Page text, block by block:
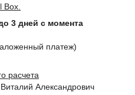
Box.
3 дней с момента
платеж)
расчета
Александрович